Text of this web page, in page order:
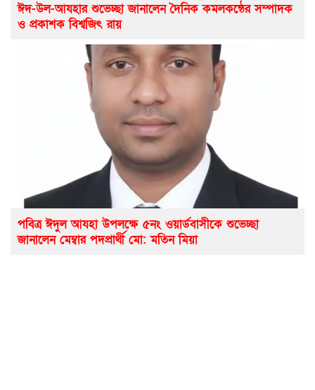
ঈদ-উল-আযহার শুভেচ্ছা জানালেন দৈনিক কমলকন্ঠের সম্পাদক
ও প্রকাশক বিশ্বজিৎ রায়
পবিত্র ঈদুল আযহা উপলক্ষে ৫নং ওয়ার্ডবাসীকে শুভেচ্ছা
জানালেন মেম্বার পদপ্রার্থী মো: মতিন মিয়া